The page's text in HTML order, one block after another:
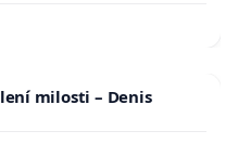
milosti – Denis